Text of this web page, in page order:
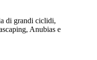
di grandi ciclidi,
Anubias e